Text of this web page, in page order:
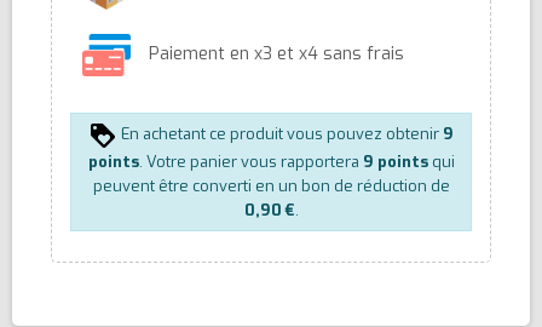
Paiement en x3 et x4 sans frais
En achetant ce produit vous pouvez obtenir 9
points. Votre panier vous rapportera 9 pointsqui
peuvent être converti en un bon de réduction de
0,90 €.